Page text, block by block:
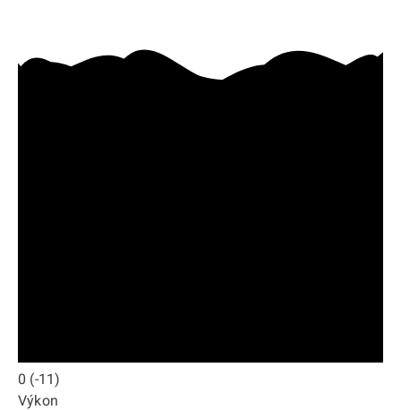
0 (-11)
Výkon